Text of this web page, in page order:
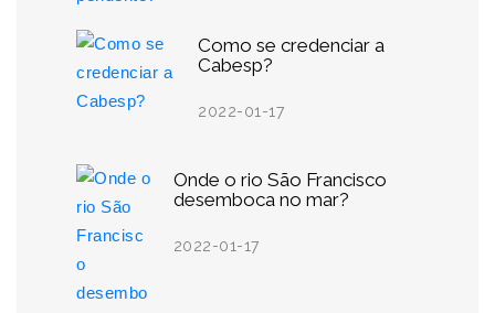
Como se credenciar a
Cabesp?
2022-01-17
Onde o rio São Francisco
desemboca no mar?
2022-01-17